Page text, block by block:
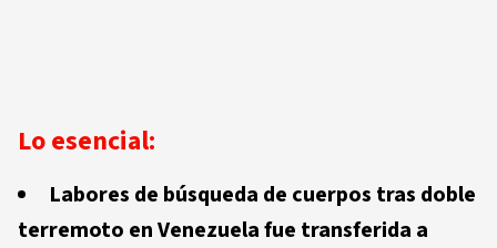
Lo esencial:
Labores de búsqueda de cuerpos tras doble
terremoto en Venezuela fue transferida a